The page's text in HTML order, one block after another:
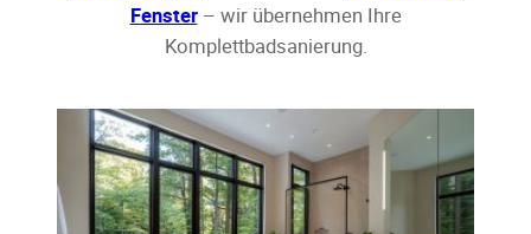
Fenster– wir übernehmen Ihre
Komplettbadsanierung.